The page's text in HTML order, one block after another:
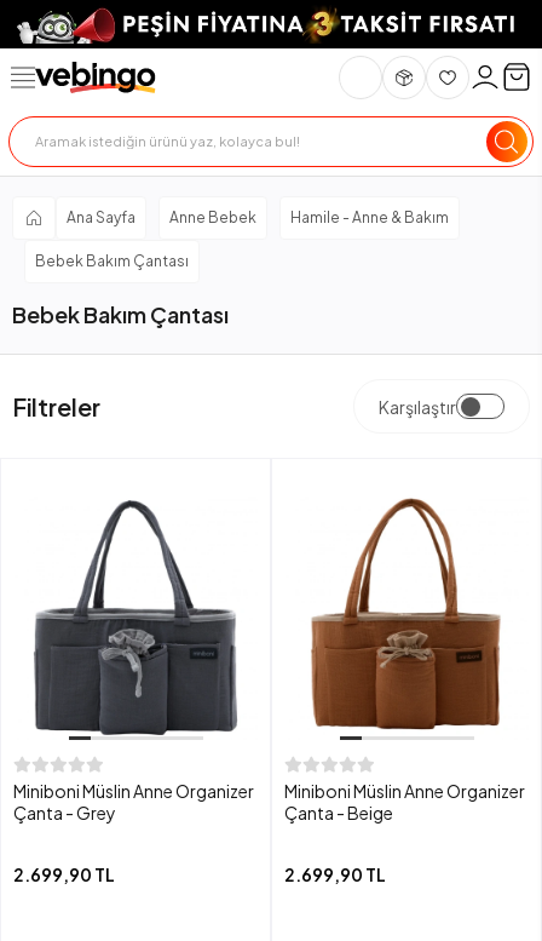
Ana Sayfa Anne Bebek Hamile - Anne & Bakım
Bebek Bakım Çantası
Bebek Bakım Çantası
Filtreler Karşılaştır
Miniboni Müslin Anne Organizer
Çanta - Grey
2.699,90 TL
Miniboni Müslin Anne Organizer
Çanta - Beige
2.699,90 TL